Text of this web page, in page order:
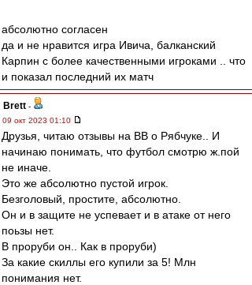
абсолютно согласен
да и не нравится игра Ивича, балканский
Карпин с более качественными игроками .. что
и показал последний их матч
Brett -
09 окт 2023 01:10
Друзья, читаю отзывы на ВВ о Рябчуке.. И
начинаю понимать, что футбол смотрю ж.пой
не иначе.
Это же абсолютно пустой игрок.
Безголовый, простите, абсолютно.
Он и в защите не успевает и в атаке от него
поьзы нет.
В проруби он.. Как в проруби)
За какие скиллы его купили за 5! Млн
понимания нет.